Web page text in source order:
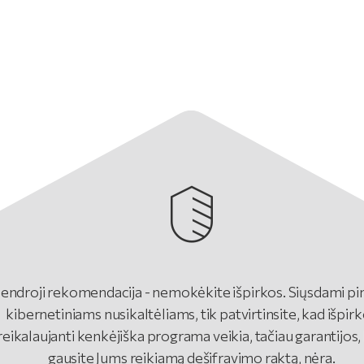
rekomendacija - nemokėkite išpirkos. Siųsdami
kibernetiniams nusikaltėliams, tik patvirtinsite, kad
kenkėjiška programa veikia, tačiau garantijos,
gausite Jums reikiamą dešifravimo raktą, nėra.